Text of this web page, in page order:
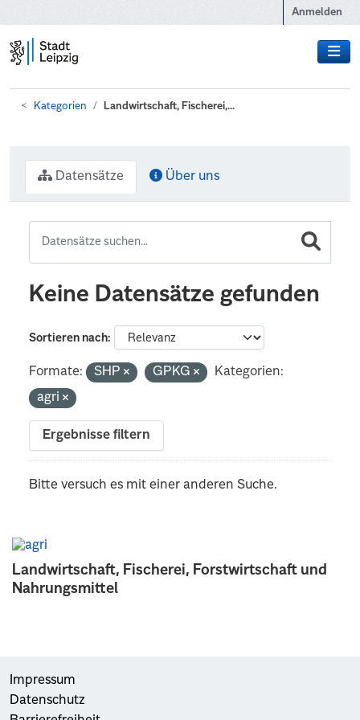
Anmelden
Kategorien Landwirtschaft, Fischerei,...
Landwirtschaft, Fischerei, Forstwirtschaft und
Nahrungsmittel
Datensätze Über uns
Keine Datensätze gefunden
Sortieren nach
Formate: SHP GPKG
Kategorien:
agri
Ergebnisse filtern
Bitte versuch es mit einer anderen Suche.
Impressum
Datenschutz